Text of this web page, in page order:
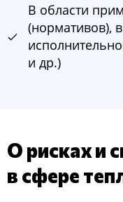
В области
(нормативов),
и др.)
О рисках и
в сфере